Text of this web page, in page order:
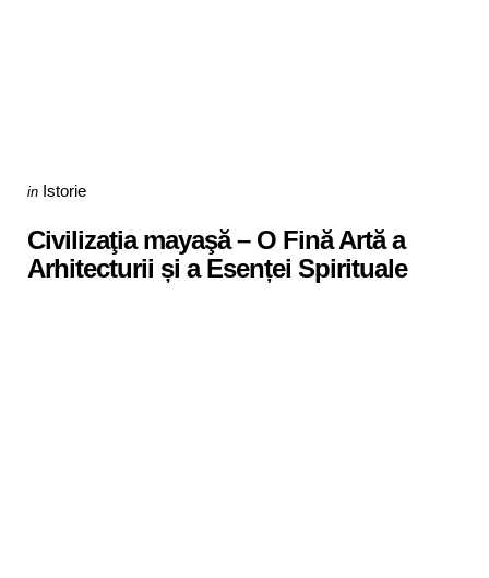
Categories
Posted
in Istorie
Civilizaţia mayaşă – O Fină Artă a
Arhitecturii și a Esenței Spirituale